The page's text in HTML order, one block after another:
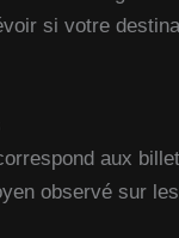
si votre
aux
observé sur